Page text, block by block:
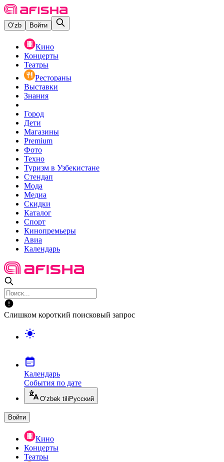
O‘zb Войти
Кино
Концерты
Театры
Рестораны
Выставки
Знания
Город
Дети
Магазины
Premium
Фото
Техно
Туризм в Узбекистане
Стендап
Мода
Медиа
Скидки
Каталог
Спорт
Кинопремьеры
Авиа
Календарь
Слишком короткий поисковый запрос
Календарь
События по дате
O’zbek tili Русский
Войти
Кино
Концерты
Театры